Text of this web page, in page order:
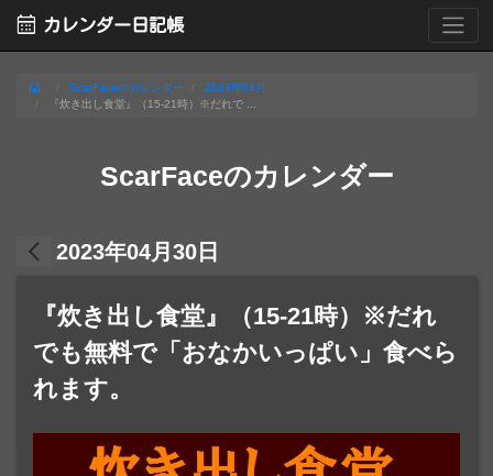
calendar_month カレンダー日記帳
home ScarFaceのカレンダー
2023年04月
『炊き出し食堂』（15-21時）※だれで ...
ScarFaceのカレンダー
arrow_back_ios 2023年04月30日
『炊き出し食堂』（15-21時）※だれ
でも無料で「おなかいっぱい」食べら
れます。